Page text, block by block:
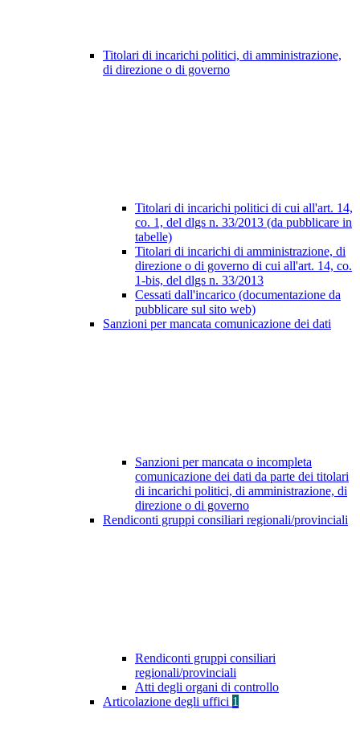
Titolari di incarichi politici, di amministrazione,
di direzione o di governo
Titolari di incarichi politici di cui all'art. 14,
co. 1, del dlgs n. 33/2013 (da pubblicare in
tabelle)
Titolari di incarichi di amministrazione, di
direzione o di governo di cui all'art. 14, co.
1-bis, del dlgs n. 33/2013
Cessati dall'incarico (documentazione da
pubblicare sul sito web)
Sanzioni per mancata comunicazione dei dati
Sanzioni per mancata o incompleta
comunicazione dei dati da parte dei titolari
di incarichi politici, di amministrazione, di
direzione o di governo
Rendiconti gruppi consiliari regionali/provinciali
Rendiconti gruppi consiliari
regionali/provinciali
Atti degli organi di controllo
Articolazione degli uffici 1